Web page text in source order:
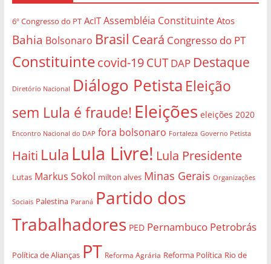
6º Congresso do PT AcIT Assembléia Constituinte Atos
Bahia Bolsonaro Brasil Ceará Congresso do PT
Constituintecovid-19CUT DAP Destaque
Diretório Nacional Diálogo Petista Eleição
sem Lula é fraude! Eleições eleições 2020
Encontro Nacional do DAP fora bolsonaro Fortaleza Governo Petista
Haiti Lula Lula Livre! Lula Presidente
Lutas Markus Sokol milton alves Minas Gerais Organizações
Sociais Palestina Paraná Partido dos
Trabalhadores PED Pernambuco Petrobrás
Política de Alianças PT Reforma Agrária Reforma Política Rio de